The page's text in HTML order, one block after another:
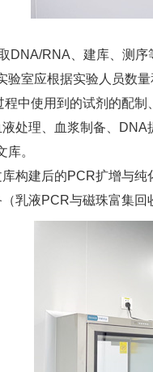
DNA/RNA、建库、测
验室应根据实验人员数
中使用到的试剂的配制
处理、血浆制备、
。
构建后的PCR扩增与纯
乳液PCR与磁珠富集回